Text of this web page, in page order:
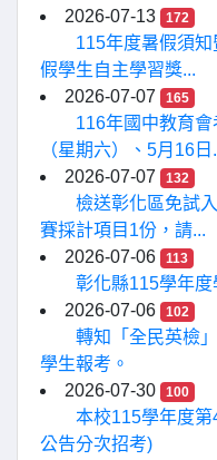
2026-07-13
172
115年度暑假須
假學生自主學習獎...
2026-07-07
165
116年國中教育
（星期六）、5月16日
2026-07-07
132
檢送彰化區免試
賽採計項目1份，請...
2026-07-06
113
彰化縣115學年
2026-07-06
102
轉知「全民英檢
學生報考。
2026-07-30
100
本校115學年度
公告分次招考)